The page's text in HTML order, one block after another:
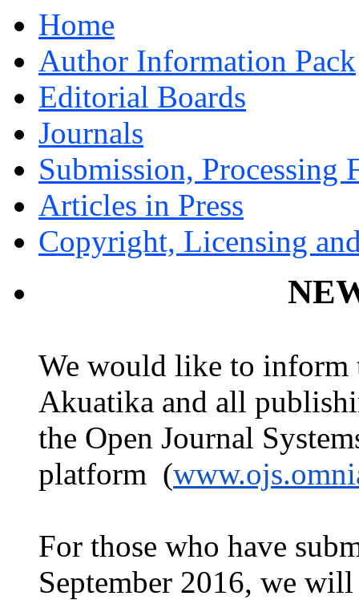
Home
Author Information Pack
Editorial Boards
Journals
Submission, Processing
Articles in Press
Copyright, Licensing
We would like to inform
Akuatika and all
the Open Journal
platform (
For those who have
September 2016, we will